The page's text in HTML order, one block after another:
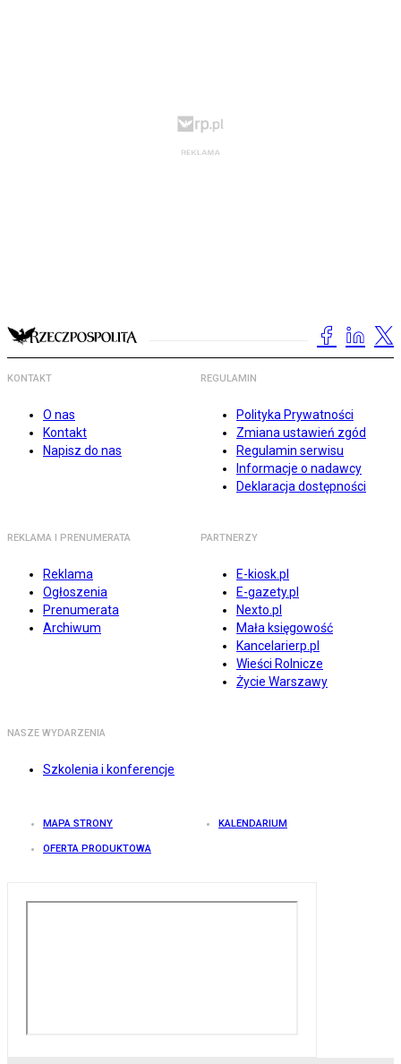
KONTAKT
O nas
Kontakt
Napisz do nas
REGULAMIN
Polityka Prywatności
Zmiana ustawień zgód
Regulamin serwisu
Informacje o nadawcy
Deklaracja dostępności
REKLAMA I PRENUMERATA
Reklama
Ogłoszenia
Prenumerata
Archiwum
PARTNERZY
E-kiosk.pl
E-gazety.pl
Nexto.pl
Mała księgowość
Kancelarierp.pl
Wieści Rolnicze
Życie Warszawy
NASZE WYDARZENIA
Szkolenia i konferencje
MAPA STRONY KALENDARIUM
OFERTA PRODUKTOWA